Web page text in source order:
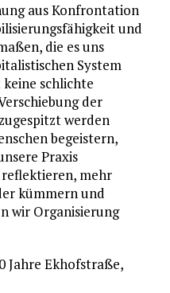
aus Konfrontation
und
die es uns
System
schlichte
der
werden
begeistern,
Praxis
mehr
kümmern und
wir Organisierung
Jahre Ekhofstraße,